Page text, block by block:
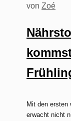
von Zoé
Mit den ersten
erwacht nicht